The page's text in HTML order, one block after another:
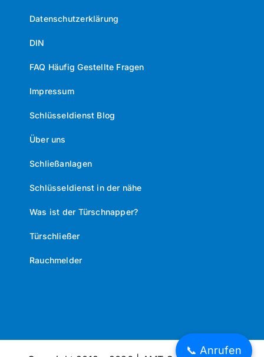
📞 Anrufen
Datenschutzerklärung
DIN
FAQ Häufig Gestellte Fragen
Impressum
Schlüsseldienst Blog
Über uns
Schließanlagen
Schlüsseldienst in der nähe
Was ist der Türschnapper?
Türschließer
Rauchmelder